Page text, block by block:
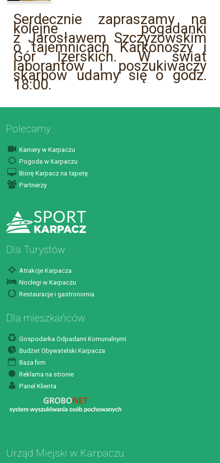
Serdecznie zapraszamy na
kolejne pogadanki
z Jarosławem Szczyżowskim
o tajemnicach Karkonoszy i
Gór Izerskich. W świat
laborantów i poszukiwaczy
skarbów udamy się o godz.
18:00.
Polecamy
Kamery w Karpaczu
Pogoda w Karpaczu
Biorę Karpacz na tapetę
Partnerzy
Dla Turystów
Atrakcje Karpacza
Noclegi w Karpaczu
Restauracje i gastronomia
Dla mieszkańców
Gospodarka Odpadami Komunalnymi
Budżet Obywatelski Karpacza
Baza firm
Reklama na stronie
Panel Klienta
Urząd Miejski w Karpaczu